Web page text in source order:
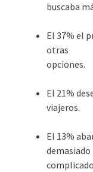
buscaba
El 37% el
otras
opciones.
El 21%
viajeros.
El 13%
demasiado